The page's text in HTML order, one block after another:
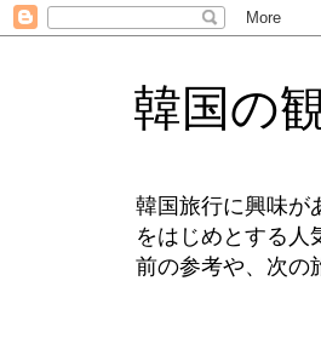
韓国の
韓国旅行に興味が
をはじめとする人
前の参考や、次の